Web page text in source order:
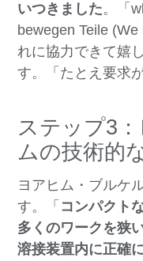
いつきました。「
bewegen Teile
れに協力できて嬉
す。「たとえ要求
ステップ3
ムの技術的
ヨアヒム・ブルケ
す。「 コンパクト
多くのワークを狭
溶接装置内に正確